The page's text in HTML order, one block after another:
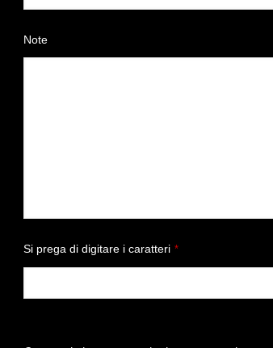
Note
Si prega di digitare i caratteri *